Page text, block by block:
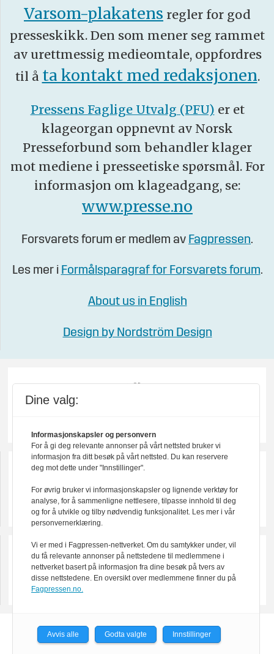
Varsom-plakatens regler for god
presseskikk. Den som mener seg rammet
av urettmessig medieomtale, oppfordres
til å ta kontakt med redaksjonen.
Pressens Faglige Utvalg (PFU) er et
klageorgan oppnevnt av Norsk
Presseforbund som behandler klager
mot mediene i presseetiske spørsmål. For
informasjon om klageadgang, se:
www.presse.no
Forsvarets forum er medlem av Fagpressen.
Les mer i Formålsparagraf for Forsvarets forum.
About us in English
Design by Nordström Design
Powered by Labrador CMS
Dine valg:
Informasjonskapsler og personvern
For å gi deg relevante annonser på vårt nettsted bruker vi
informasjon fra ditt besøk på vårt nettsted. Du kan reservere
deg mot dette under "Innstillinger".
For øvrig bruker vi informasjonskapsler og lignende verktøy for
analyse, for å sammenligne nettlesere, tilpasse innhold til deg
og for å utvikle og tilby nødvendig funksjonalitet. Les mer i vår
personvernerklæring.
Vi er med i Fagpressen-nettverket. Om du samtykker under, vil
du få relevante annonser på nettstedene til medlemmene i
nettverket basert på informasjon fra dine besøk på tvers av
disse nettstedene. En oversikt over medlemmene finner du på
Fagpressen.no.
Avvis alle Godta valgte Innstillinger